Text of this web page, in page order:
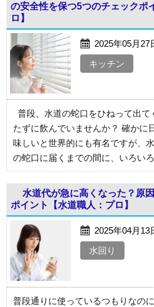
の安全性を保つ5つのチェックポ
ロ】
2025年05月27
キッチン
普段、水道の蛇口をひねって出
たずに飲んでいませんか？ 確かに
味しいと世界的にも有名ですが、
の蛇口に届くまでの間に、いろい
水道代が急に高くなった？原
ポイント【水道職人：プロ】
2025年04月13
水回り
普段通りに使っているつもりなの